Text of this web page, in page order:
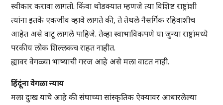
स्वीकार करावा लागतो. किंवा थोडक्यात म्हणजे त्या विशिष्ट राष्ट्रांशी
त्यांना इतके एकजीव व्हावे लागते की, ते तेथले नैसर्गिक रहिवाशीच
आहेत असे वाटू लागले पाहिजे. तेव्हा स्वाभाविकपणे या जुन्या राष्ट्रांमध्ये
परकीय लोक शिल्लकच राहत नाहीत.
ह्यावर वेगळ्या भाष्याची गरज आहे असे मला वाटत नाही.
हिंदूंना वेगळा न्याय
मला दुःख याचे आहे की संघाच्या सांस्कृतिक ऐक्यावर आधारलेल्या